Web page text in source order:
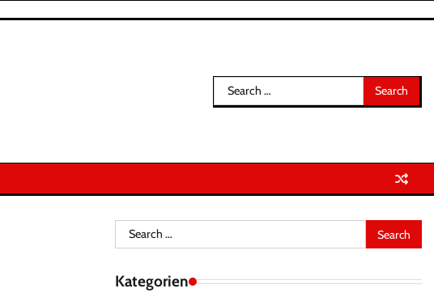
Search
for:
Search
for:
Kategorien